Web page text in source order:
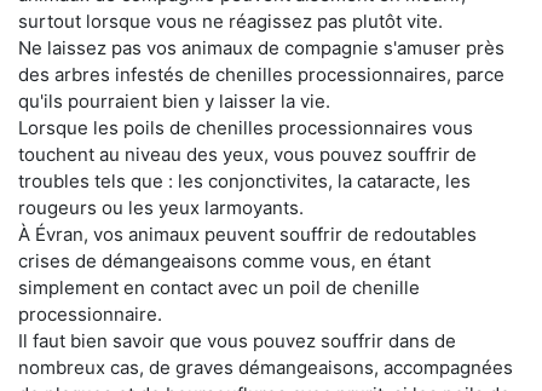
surtout lorsque vous ne réagissez pas plutôt vite.
Ne laissez pas vos animaux de compagnie s'amuser près
des arbres infestés de chenilles processionnaires, parce
qu'ils pourraient bien y laisser la vie.
Lorsque les poils de chenilles processionnaires vous
touchent au niveau des yeux, vous pouvez souffrir de
troubles tels que : les conjonctivites, la cataracte, les
rougeurs ou les yeux larmoyants.
À Évran, vos animaux peuvent souffrir de redoutables
crises de démangeaisons comme vous, en étant
simplement en contact avec un poil de chenille
processionnaire.
Il faut bien savoir que vous pouvez souffrir dans de
nombreux cas, de graves démangeaisons, accompagnées